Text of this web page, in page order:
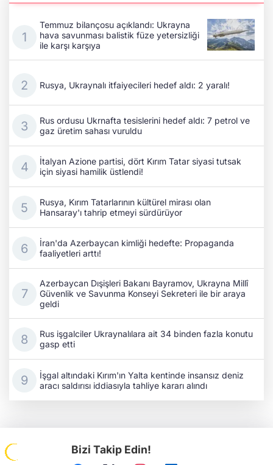
Temmuz bilançosu açıklandı: Ukrayna
hava savunması balistik füze yetersizliği
ile karşı karşıya
Rusya, Ukraynalı itfaiyecileri hedef aldı: 2 yaralı!
Rus ordusu Ukrnafta tesislerini hedef aldı: 7 petrol ve
gaz üretim sahası vuruldu
İtalyan Azione partisi, dört Kırım Tatar siyasi tutsak
için siyasi hamilik üstlendi!
Rusya, Kırım Tatarlarının kültürel mirası olan
Hansaray'ı tahrip etmeyi sürdürüyor
İran'da Azerbaycan kimliği hedefte: Propaganda
faaliyetleri arttı!
Azerbaycan Dışişleri Bakanı Bayramov, Ukrayna Millî
Güvenlik ve Savunma Konseyi Sekreteri ile bir araya
geldi
Rus işgalciler Ukraynalılara ait 34 binden fazla konutu
gasp etti
İşgal altındaki Kırım'ın Yalta kentinde insansız deniz
aracı saldırısı iddiasıyla tahliye kararı alındı
Bizi Takip Edin!